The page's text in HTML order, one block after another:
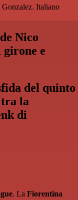
Italiano
Nico
e
del quinto
la
di
. La Fiorentina